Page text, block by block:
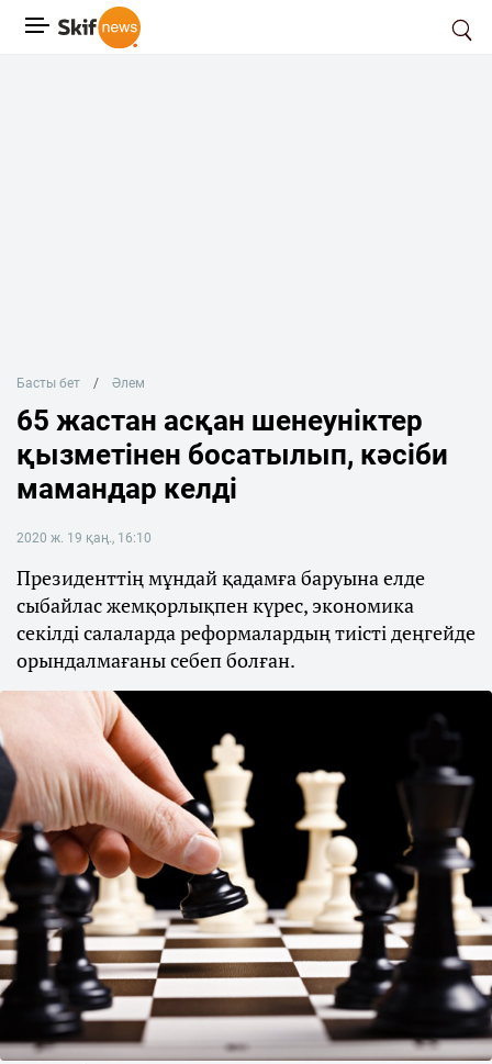
Басты бет Әлем
65 жастан асқан шенеуніктер
қызметінен босатылып, кәсіби
мамандар келді
2020 ж. 19 қаң., 16:10
Президенттің мұндай қадамға баруына елде
сыбайлас жемқорлықпен күрес, экономика
секілді салаларда реформалардың тиісті деңгейде
орындалмағаны себеп болған.